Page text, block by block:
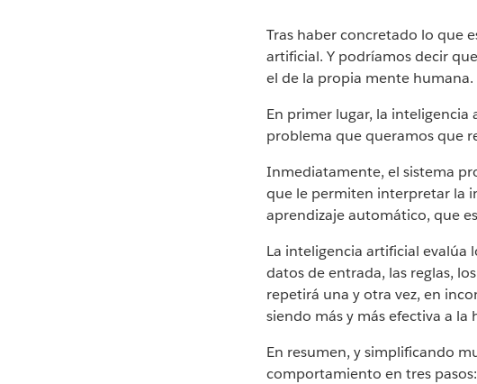
Tras haber concretado lo que
artificial. Y podríamos decir
el de la propia mente humana.
En primer lugar, la
problema que queramos que
Inmediatamente, el sistema
que le permiten interpretar la
aprendizaje automático, que
La inteligencia artificial evalúa
datos de entrada, las reglas,
repetirá una y otra vez, en
siendo más y más efectiva a
En resumen, y simplificando
comportamiento en tres pasos: